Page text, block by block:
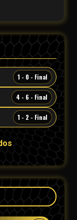
1 - 0 - Final
4 - 6 - Final
1 - 2 - Final